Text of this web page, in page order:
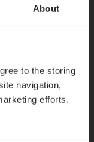
About
to the storing
navigation,
efforts.
in